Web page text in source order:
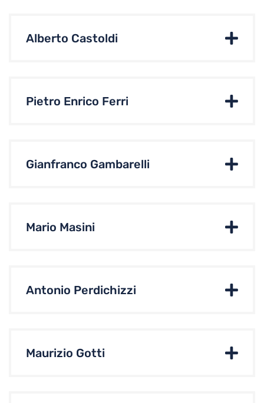
Alberto Castoldi
Pietro Enrico Ferri
Gianfranco Gambarelli
Mario Masini
Antonio Perdichizzi
Maurizio Gotti